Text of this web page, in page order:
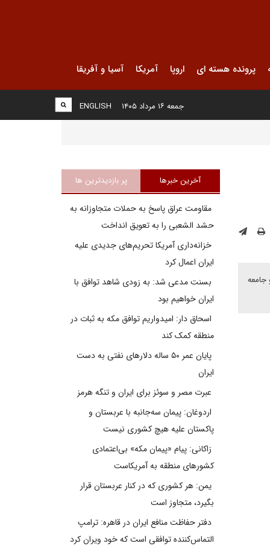
پرونده هسته ای اروپا آمریکا آسیا و آفریقا
ENGLISH جمعه ۱۶ مرداد ۱۴۰۵
جامعه
آخرین خبرها پر بازدیدترین ها
مقاومت عراق پاسخ به حملات متجاوزانه به
حشد الشعبی را به تعویق انداخت
خزانه‌داری آمریکا تحریم‌های جدیدی علیه
ایران اعمال کرد
بسنت مدعی شد: به زودی شاهد توافق با
ایران خواهیم بود
اسحاق دار: امیدواریم توافق مکه به ثبات در
منطقه کمک کند
پایان عمر ۵۰ ساله دلارهای نفتی به دست
ایران
عبرت مصر و سوئز برای ایران و تنگه هرمز
اردوغان: پیمان سه‌جانبه با عربستان و
پاکستان علیه هیچ کشوری نیست
زاکانی: پیام «پیمان مکه» بی‌اعتمادی
کشورهای منطقه به آمریکاست
یمن: هر کشوری که در کنار عربستان قرار
بگیرد، متجاوز است
دفتر حفاظت منافع ایران در قاهره: ترامپ
التماس‌کننده توافقی است که خود ویران کرد